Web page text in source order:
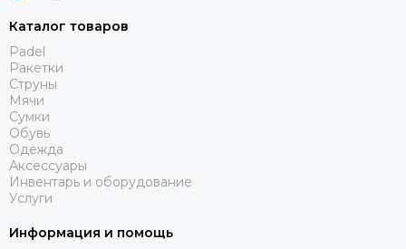
Каталог товаров
Padel
Ракетки
Струны
Мячи
Сумки
Обувь
Одежда
Аксессуары
Инвентарь и оборудование
Услуги
Информация и помощь